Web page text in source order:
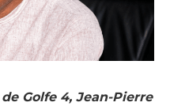
Golfe 4, Jean-Pierre